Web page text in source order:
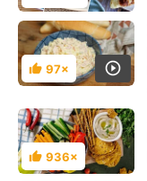
Hodnocení
97×
Hodnocení
936×